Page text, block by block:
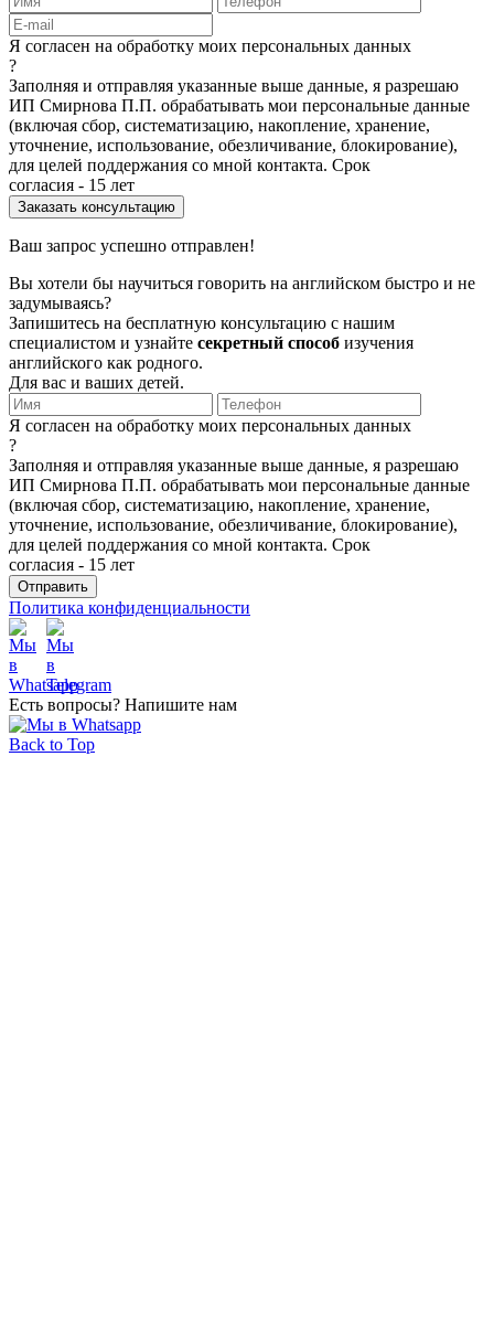
Я согласен на обработку моих персональных данных
?
Заполняя и отправляя указанные выше данные, я разрешаю
ИП Смирнова П.П. обрабатывать мои персональные данные
(включая сбор, систематизацию, накопление, хранение,
уточнение, использование, обезличивание, блокирование),
для целей поддержания со мной контакта. Срок
согласия - 15 лет
Ваш запрос успешно отправлен!
Вы хотели бы научиться говорить на английском быстро и не
задумываясь?
Запишитесь на бесплатную консультацию с нашим
специалистом и узнайте секретный способ изучения
английского как родного.
Для вас и ваших детей.
Я согласен на обработку моих персональных данных
?
Заполняя и отправляя указанные выше данные, я разрешаю
ИП Смирнова П.П. обрабатывать мои персональные данные
(включая сбор, систематизацию, накопление, хранение,
уточнение, использование, обезличивание, блокирование),
для целей поддержания со мной контакта. Срок
согласия - 15 лет
Политика конфиденциальности
Есть вопросы? Напишите нам
Back to Top